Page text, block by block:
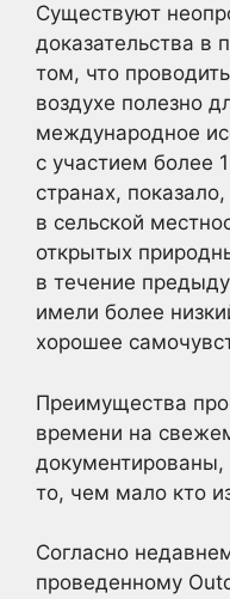
Существуют
доказательства в
том, что
воздухе полезно
международное
с участием более
странах,
в сельской
открытых
в течение
имели более
хорошее
Преимущества
времени на
то, чем мало кто
Согласно
проведенному